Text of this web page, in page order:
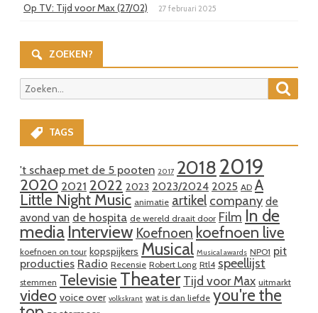
Op TV: Tijd voor Max (27/02) 27 februari 2025
ZOEKEN?
Zoeken
naar:
TAGS
't schaep met de 5 pooten 2017 20182019
2020 2021 2022 2023 2023/2024 2025 AD A
Little Night Music animatie artikel company de
avond van de hospita de wereld draait door Film In de
media Interview Koefnoen koefnoen live
koefnoen on tour kopspijkers Musical Musical awards NPO1 pit
producties Radio Recensie Robert Long Rtl4 speellijst
stemmen Televisie Theater Tijd voor Max uitmarkt
video voice over volkskrant wat is dan liefde you're the